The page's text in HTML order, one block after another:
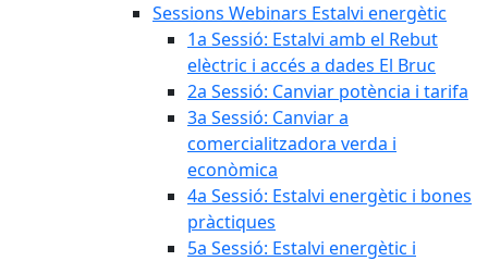
Sessions Webinars Estalvi energètic
1a Sessió: Estalvi amb el Rebut
elèctric i accés a dades El Bruc
2a Sessió: Canviar potència i tarifa
3a Sessió: Canviar a
comercialitzadora verda i
econòmica
4a Sessió: Estalvi energètic i bones
pràctiques
5a Sessió: Estalvi energètic i